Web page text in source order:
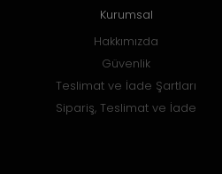
Kurumsal
Hakkımızda
Güvenlik
Teslimat ve İade Şartları
Sipariş, Teslimat ve İade